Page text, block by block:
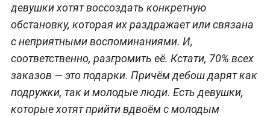
девушки хотят воссоздать конкретную
обстановку, которая их раздражает или связана
с неприятными воспоминаниями. И,
соответственно, разгромить её. Кстати, 70% всех
заказов — это подарки. Причём дебош дарят как
подружки, так и молодые люди. Есть девушки,
которые хотят прийти вдвоём с молодым